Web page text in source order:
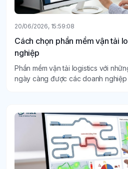
20/06/2026, 15:59:08
Cách chọn phần mềm vận tải
nghiệp
Phần mềm vận tải logistics với
ngày càng được các doanh nghiệp